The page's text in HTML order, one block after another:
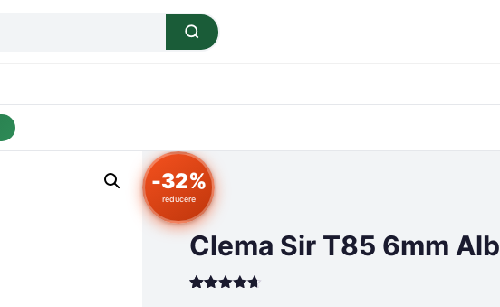
-32%
reducere
Clema Sir T85 6mm Alb